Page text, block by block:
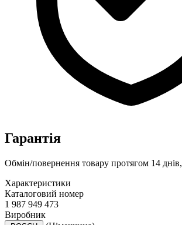
Гарантія
Обмін/повернення товару протягом 14 днів,
Характеристики
Каталоговий номер
1 987 949 473
Виробник